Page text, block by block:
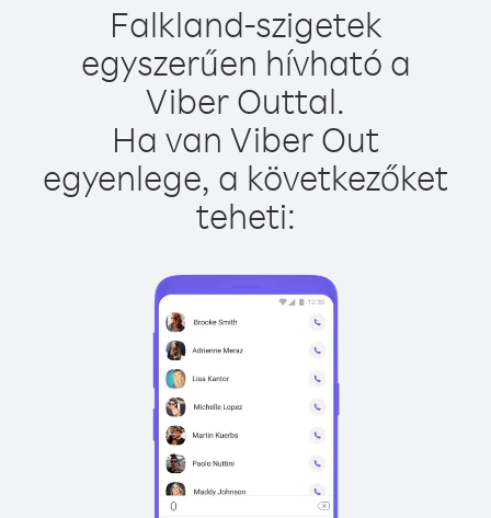
Falkland-szigetek
egyszerűen hívható a
Viber Outtal.
Ha van Viber Out
egyenlege, a következőket
teheti: